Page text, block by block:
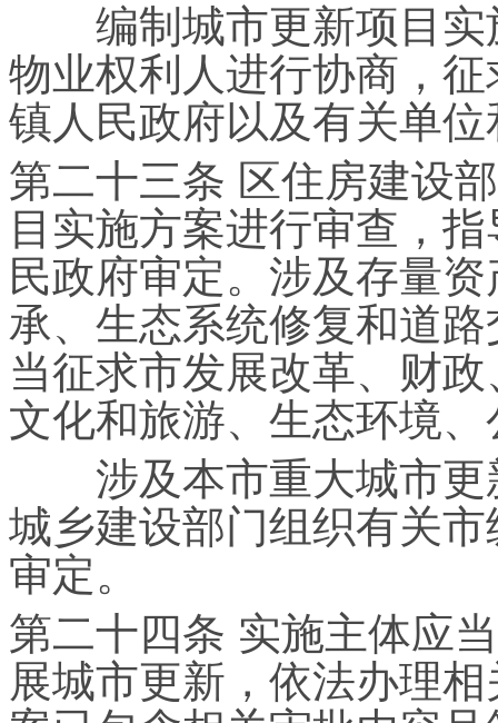
编制城市更新项目实
物业权利人进行协商，
镇人民政府以及有关单
第二十三条 区住房建设
目实施方案进行审查，
民政府审定。涉及存量
承、生态系统修复和道
当征求市发展改革、财
文化和旅游、生态环境
涉及本市重大城市更
城乡建设部门组织有关
审定。
第二十四条 实施主体应
展城市更新，依法办理